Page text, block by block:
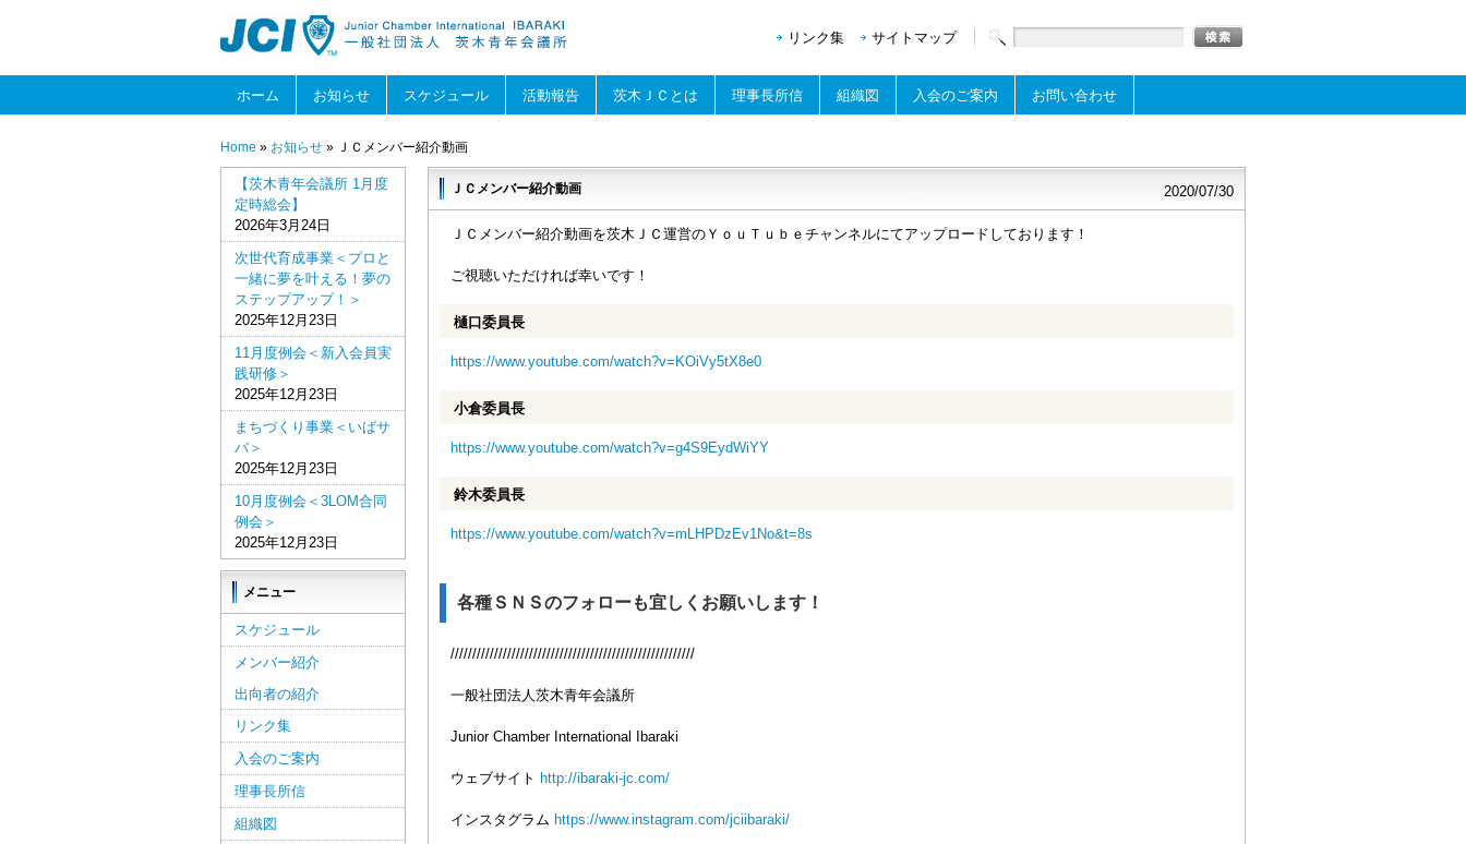
ホーム お知らせ スケジュール 活動報告 茨木ＪＣとは 理事長所信 組織図 入会のご案内 お問い合わせ
リンク集 サイトマップ
Home » お知らせ » ＪＣメンバー紹介動画
ＪＣメンバー紹介動画 2020/07/30
ＪＣメンバー紹介動画を茨木ＪＣ運営のＹｏｕＴｕｂｅチャンネルにてアップロードしております！
ご視聴いただければ幸いです！
樋口委員長
https://www.youtube.com/watch?v=KOiVy5tX8e0
小倉委員長
https://www.youtube.com/watch?v=g4S9EydWiYY
鈴木委員長
https://www.youtube.com/watch?v=mLHPDzEv1No&t=8s
各種ＳＮＳのフォローも宜しくお願いします！
////////////////////////////////////////////////////////
一般社団法人茨木青年会議所
Junior Chamber International Ibaraki
ウェブサイト http://ibaraki-jc.com/
インスタグラム https://www.instagram.com/jciibaraki/
【茨木青年会議所 1月度
定時総会】
2026年3月24日
次世代育成事業＜プロと
一緒に夢を叶える！夢の
ステップアップ！＞
2025年12月23日
11月度例会＜新入会員実
践研修＞
2025年12月23日
まちづくり事業＜いばサ
バ＞
2025年12月23日
10月度例会＜3LOM合同
例会＞
2025年12月23日
メニュー
スケジュール
メンバー紹介
出向者の紹介
リンク集
入会のご案内
理事長所信
組織図